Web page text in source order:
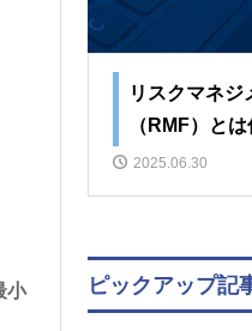
小
リスクマネジ
（RMF）と
2025.06.30
ピックアップ記